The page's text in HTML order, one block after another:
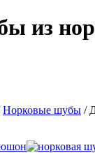
из
Норковые шубы /